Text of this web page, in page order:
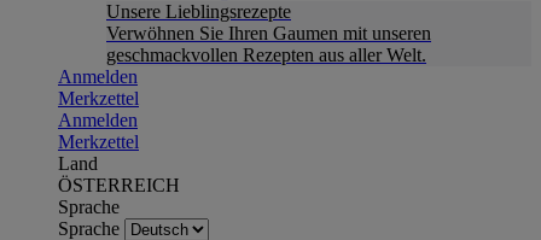
Unsere Lieblingsrezepte
Verwöhnen Sie Ihren Gaumen mit unseren
geschmackvollen Rezepten aus aller Welt.
Anmelden
Merkzettel
Anmelden
Merkzettel
Land
ÖSTERREICH
Sprache
Sprache